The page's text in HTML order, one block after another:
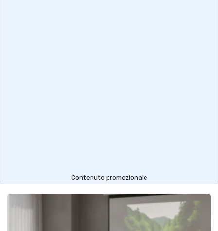
Contenuto promozionale